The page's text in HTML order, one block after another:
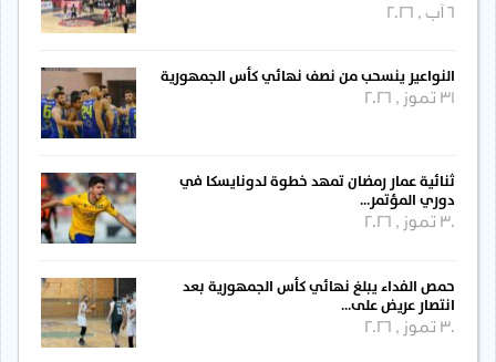
النواعير ينسحب من نصف نهائي كأس الجمهورية
31 تموز , 2026
ثنائية عمار رمضان تمهد خطوة لدونايسكا في
دوري المؤتمر…
30 تموز , 2026
حمص الفداء يبلغ نهائي كأس الجمهورية بعد
انتصار عريض على…
30 تموز , 2026